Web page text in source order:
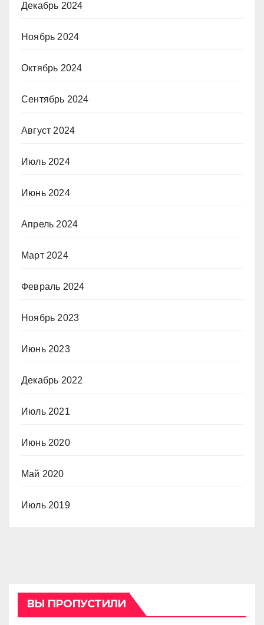
Декабрь 2024
Ноябрь 2024
Октябрь 2024
Сентябрь 2024
Август 2024
Июль 2024
Июнь 2024
Апрель 2024
Март 2024
Февраль 2024
Ноябрь 2023
Июнь 2023
Декабрь 2022
Июль 2021
Июнь 2020
Май 2020
Июль 2019
ВЫ ПРОПУСТИЛИ